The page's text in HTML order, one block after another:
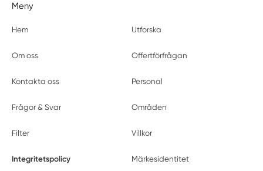
Meny
Hem Utforska
Om oss Offertförfrågan
Kontakta oss Personal
Frågor & Svar Områden
Filter Villkor
Integritetspolicy Märkesidentitet